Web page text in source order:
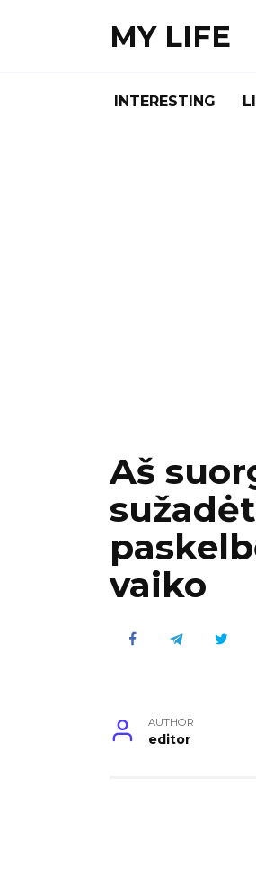
MY LIFE
INTERESTING
Aš
vaiko
AUTHOR
editor